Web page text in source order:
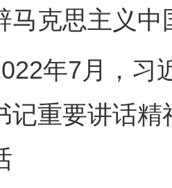
马克思主义
7月，习近
记重要讲话